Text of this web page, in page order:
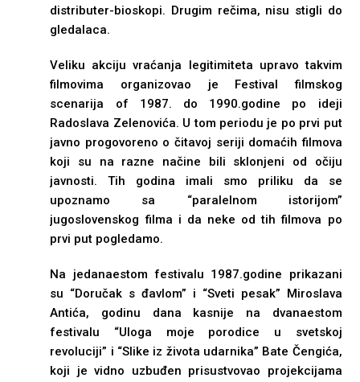
distributer-bioskopi. Drugim rečima, nisu stigli do
gledalaca.
Veliku akciju vraćanja legitimiteta upravo takvim
filmovima organizovao je Festival filmskog
scenarija of 1987. do 1990.godine po ideji
Radoslava Zelenovića. U tom periodu je po prvi put
javno progovoreno o čitavoj seriji domaćih filmova
koji su na razne načine bili sklonjeni od očiju
javnosti. Tih godina imali smo priliku da se
upoznamo sa “paralelnom istorijom”
jugoslovenskog filma i da neke od tih filmova po
prvi put pogledamo.
Na jedanaestom festivalu 1987.godine prikazani
su “Doručak s đavlom” i “Sveti pesak” Miroslava
Antića, godinu dana kasnije na dvanaestom
festivalu “Uloga moje porodice u svetskoj
revoluciji” i “Slike iz života udarnika” Bate Čengića,
koji je vidno uzbuđen prisustvovao projekcijama